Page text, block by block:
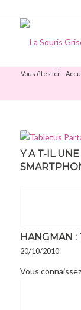
Vous êtes ici :
Y A T-IL
HANGMAN :
20/10/2010
Vous